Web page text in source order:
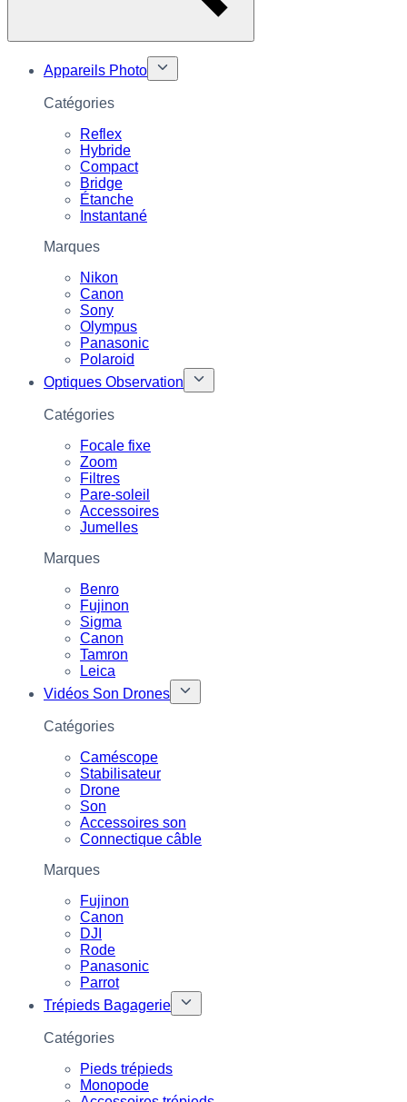
Appareils Photo
Catégories
Reflex
Hybride
Compact
Bridge
Étanche
Instantané
Marques
Nikon
Canon
Sony
Olympus
Panasonic
Polaroid
Optiques Observation
Catégories
Focale fixe
Zoom
Filtres
Pare-soleil
Accessoires
Jumelles
Marques
Benro
Fujinon
Sigma
Canon
Tamron
Leica
Vidéos Son Drones
Catégories
Caméscope
Stabilisateur
Drone
Son
Accessoires son
Connectique câble
Marques
Fujinon
Canon
DJI
Rode
Panasonic
Parrot
Trépieds Bagagerie
Catégories
Pieds trépieds
Monopode